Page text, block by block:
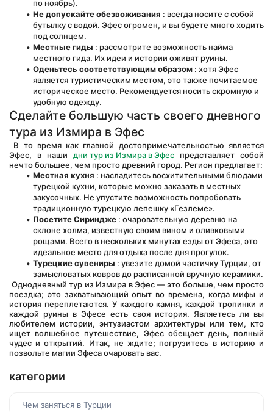
по ноябрь).
Не допускайте обезвоживания : всегда носите с собой
бутылку с водой. Эфес огромен, и вы будете много ходить
под солнцем.
Местные гиды : рассмотрите возможность найма
местного гида. Их идеи и истории оживят руины.
Оденьтесь соответствующим образом : хотя Эфес
является туристическим местом, это также почитаемое
историческое место. Рекомендуется носить скромную и
удобную одежду.
Сделайте большую часть своего дневного
тура из Измира в Эфес
Эфес, в наши дни тур из Измира в Эфес представляет собой
нечто большее, чем просто древний город. Регион предлагает:
Местная кухня : насладитесь восхитительными блюдами
турецкой кухни, которые можно заказать в местных
закусочных. Не упустите возможность попробовать
традиционную турецкую лепешку «Гезлеме».
Посетите Сириндже : очаровательную деревню на
склоне холма, известную своим вином и оливковыми
рощами. Всего в нескольких минутах езды от Эфеса, это
идеальное место для отдыха после дня прогулок.
Турецкие сувениры : увезите домой частичку Турции, от
замысловатых ковров до расписанной вручную керамики.
поездка; это захватывающий опыт во времена, когда мифы и
история переплетаются. У каждого камня, каждой тропинки и
каждой руины в Эфесе есть своя история. Являетесь ли вы
любителем истории, энтузиастом архитектуры или тем, кто
ищет волшебное путешествие, Эфес обещает день, полный
чудес и открытий. Итак, не ждите; погрузитесь в историю и
позвольте магии Эфеса очаровать вас.
категории
Чем заняться в Турции